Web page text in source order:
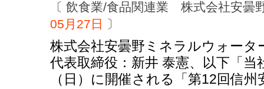
〔 飲食業/食品関連業 株式会社安
05月27日
〕
株式会社安曇野ミネラルウォータ
代表取締役：新井 泰憲、以下「
（日）に開催される「第12回信